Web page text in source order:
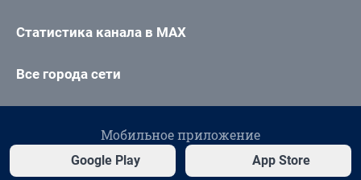
Статистика канала в MAX
Все города сети
Мобильное приложение
Google Play App Store